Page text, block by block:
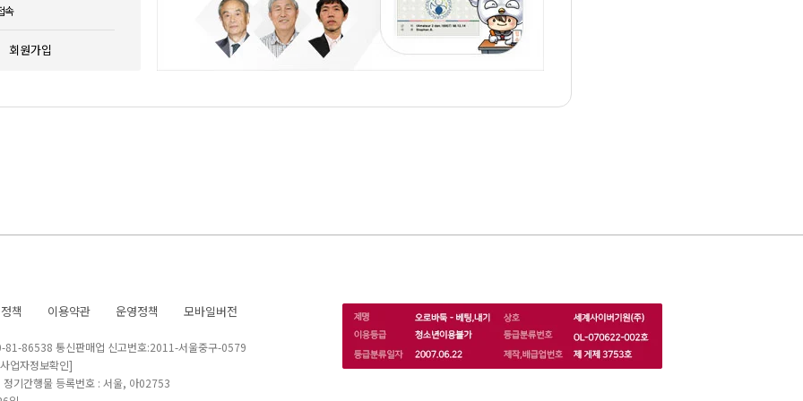
속
회원가입
책 이용약관 운영정책 모바일버전
81-86538 통신판매업 신고번호:2011-서울중구-0579
업자정보확인]
기간행물 등록번호 : 서울, 아02753